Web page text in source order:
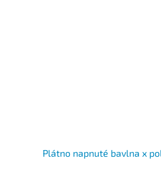
Plátno napnuté bavlna x